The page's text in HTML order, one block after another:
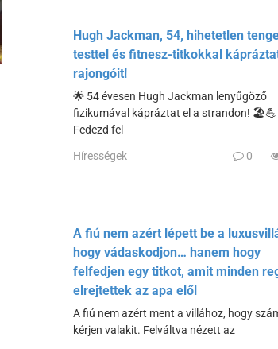
Hugh Jackman, 54, hihetetlen
testtel és fitnesz-titkokkal
rajongóit!
🌟 54 évesen Hugh Jackman lenyűgöző
fizikumával kápráztat el a strandon! 🏖️💪
Fedezd fel
Hírességek 0
A fiú nem azért lépett be a
hogy vádaskodjon… hanem hogy
felfedjen egy titkot, amit minden
elrejtettek az apa elől
A fiú nem azért ment a villához, hogy
kérjen valakit. Felváltva nézett az